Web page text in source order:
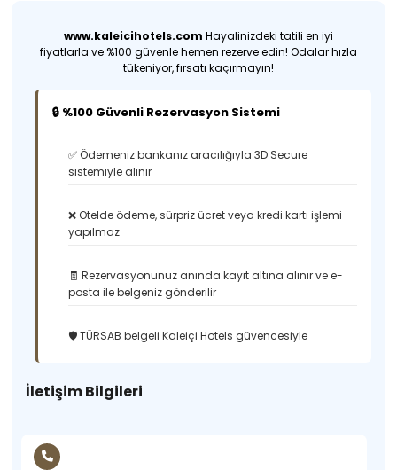
www.kaleicihotels.com Hayalinizdeki tatili en iyi
fiyatlarla ve %100 güvenle hemen rezerve edin! Odalar hızla
tükeniyor, fırsatı kaçırmayın!
🔒 %100 Güvenli Rezervasyon Sistemi
✅ Ödemeniz bankanız aracılığıyla 3D Secure
sistemiyle alınır
❌ Otelde ödeme, sürpriz ücret veya kredi kartı işlemi
yapılmaz
🧾 Rezervasyonunuz anında kayıt altına alınır ve e-
posta ile belgeniz gönderilir
🛡️ TÜRSAB belgeli Kaleiçi Hotels güvencesiyle
İletişim Bilgileri